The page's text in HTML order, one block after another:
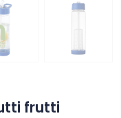
frutti